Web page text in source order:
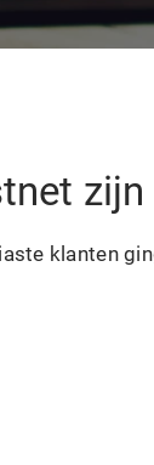
klanten